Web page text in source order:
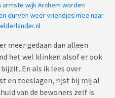
armste wijk Arnhem worden
durven weer vriendjes mee naar
meer gedaan dan alleen
het wel klinken alsof er ook
En als ik lees over
en toeslagen, rijst bij mij al
van de bewoners zelf is.